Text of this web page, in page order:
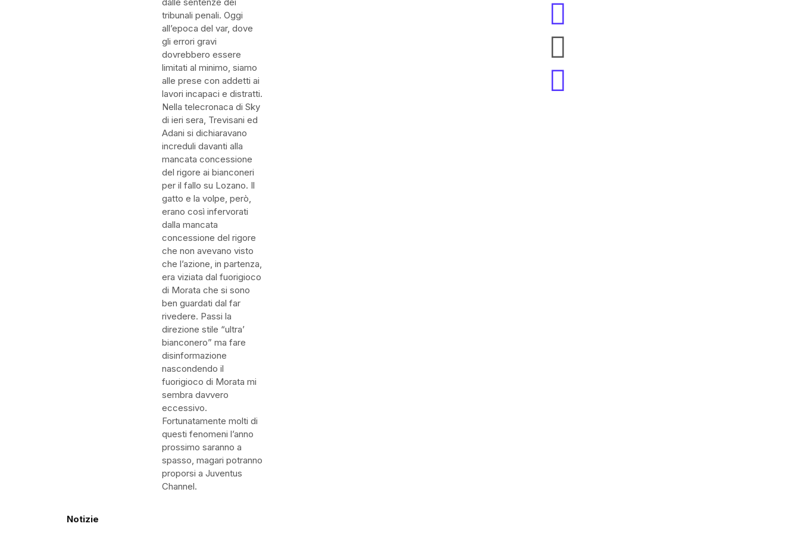
tribunali penali. Oggi
all’epoca del var, dove
gli errori gravi
dovrebbero essere
limitati al minimo, siamo
alle prese con addetti ai
lavori incapaci e distratti.
Nella telecronaca di Sky
di ieri sera, Trevisani ed
Adani si dichiaravano
increduli davanti alla
mancata concessione
del rigore ai bianconeri
per il fallo su Lozano. Il
gatto e la volpe, però,
erano così infervorati
dalla mancata
concessione del rigore
che non avevano visto
che l’azione, in partenza,
era viziata dal fuorigioco
di Morata che si sono
ben guardati dal far
rivedere. Passi la
direzione stile “ultra’
bianconero” ma fare
disinformazione
nascondendo il
fuorigioco di Morata mi
sembra davvero
eccessivo.
Fortunatamente molti di
questi fenomeni l’anno
prossimo saranno a
spasso, magari potranno
proporsi a Juventus
Channel.
Notizie